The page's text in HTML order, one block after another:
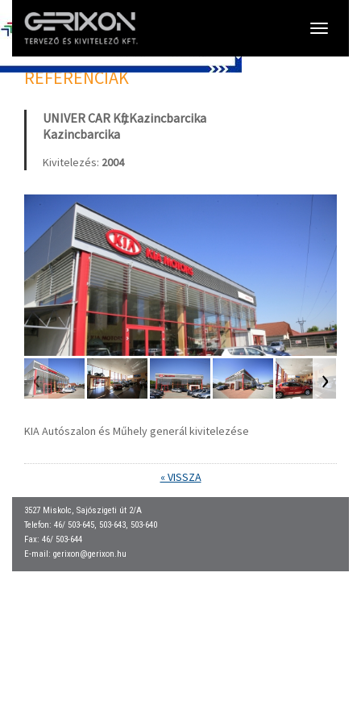
Toggle
REFERENCIÁK
UNIVER CAR Kft., Kazincbarcika
Kazincbarcika
Kivitelezés: 2004
KIA Autószalon és Műhely generál kivitelezése
« VISSZA
3527 Miskolc, Sajószigeti út 2/A
Telefon: 46/ 503-645, 503-643, 503-640
Fax: 46/ 503-644
E-mail: gerixon@gerixon.hu